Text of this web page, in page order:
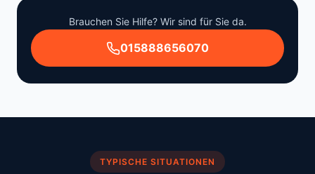
Brauchen Sie Hilfe? Wir sind für Sie da.
015888656070
TYPISCHE SITUATIONEN